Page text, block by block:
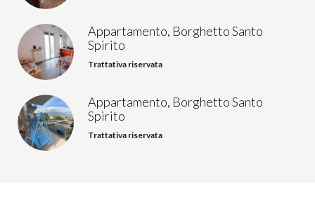
Appartamento, Borghetto Santo
Spirito
Trattativa riservata
Appartamento, Borghetto Santo
Spirito
Trattativa riservata